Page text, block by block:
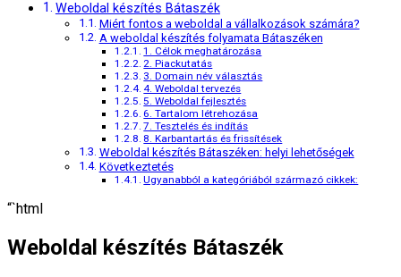
Weboldal készítés Bátaszék
Miért fontos a weboldal a vállalkozások számára?
A weboldal készítés folyamata Bátaszéken
1. Célok meghatározása
2. Piackutatás
3. Domain név választás
4. Weboldal tervezés
5. Weboldal fejlesztés
6. Tartalom létrehozása
7. Tesztelés és indítás
8. Karbantartás és frissítések
Weboldal készítés Bátaszéken: helyi lehetőségek
Következtetés
Ugyanabból a kategóriából származó cikkek:
“`html
Weboldal készítés Bátaszék